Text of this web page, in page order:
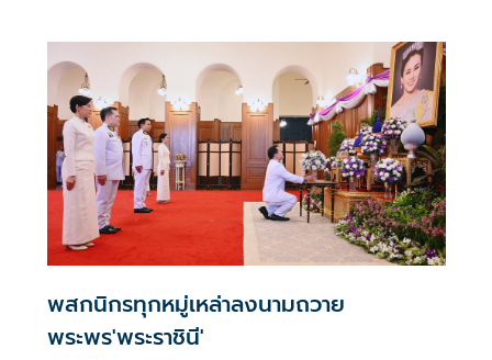
พสกนิกรทุกหมู่เหล่าลงนามถวาย
พระพร'พระราชินี'